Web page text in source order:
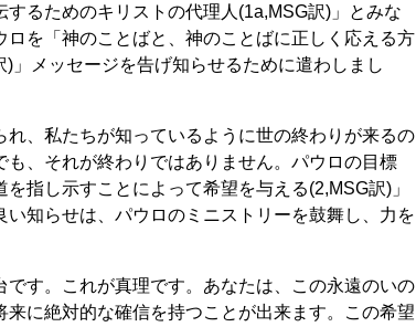
るためのキリストの代理人(1a,MSG訳)」とみな
ロを「神のことばと、神のことばに正しく応える方
」メッセージを告げ知らせるために遣わしまし
れ、私たちが知っているように世の終わりが来るの
も、それが終わりではありません。パウロの目標
指し示すことによって希望を与える(2,MSG訳)」
い知らせは、パウロのミニストリーを鼓舞し、力を
です。これが真理です。あなたは、この永遠のいの
来に絶対的な確信を持つことが出来ます。この希望